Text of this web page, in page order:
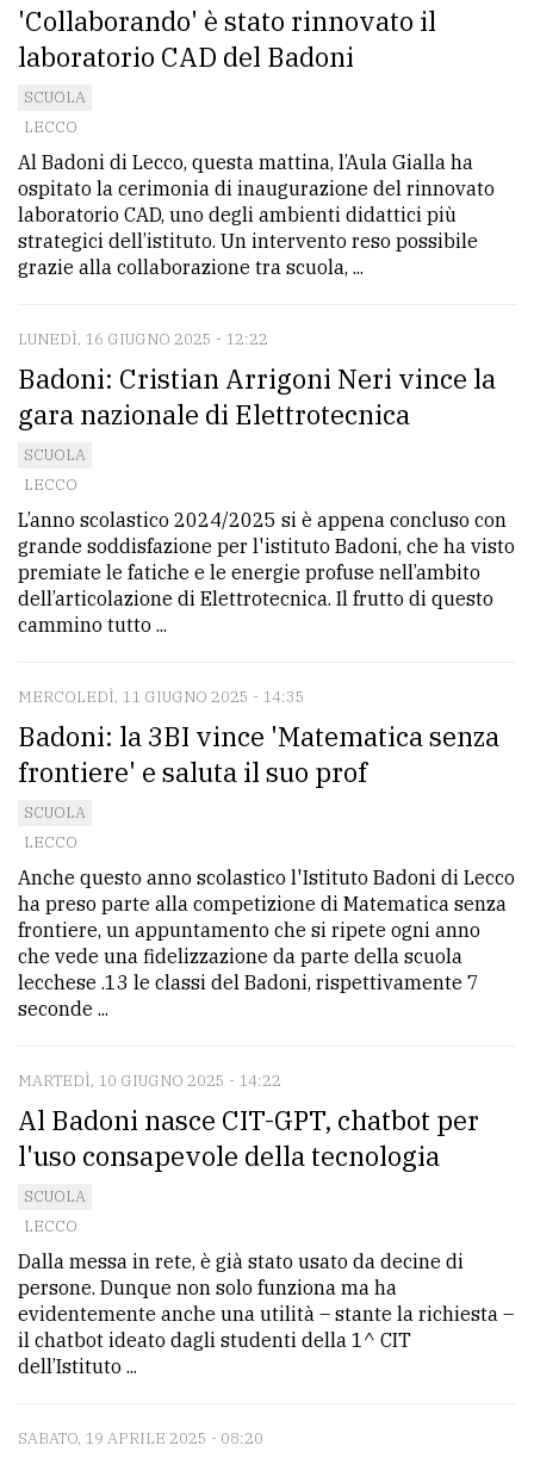
'Collaborando' è stato rinnovato il
laboratorio CAD del Badoni
SCUOLA
LECCO
Al Badoni di Lecco, questa mattina, l’Aula Gialla ha
ospitato la cerimonia di inaugurazione del rinnovato
laboratorio CAD, uno degli ambienti didattici più
strategici dell’istituto. Un intervento reso possibile
grazie alla collaborazione tra scuola, ...
LUNEDÌ, 16 GIUGNO 2025 - 12:22
Badoni: Cristian Arrigoni Neri vince la
gara nazionale di Elettrotecnica
SCUOLA
LECCO
L’anno scolastico 2024/2025 si è appena concluso con
grande soddisfazione per l'istituto Badoni, che ha visto
premiate le fatiche e le energie profuse nell’ambito
dell’articolazione di Elettrotecnica. Il frutto di questo
cammino tutto ...
MERCOLEDÌ, 11 GIUGNO 2025 - 14:35
Badoni: la 3BI vince 'Matematica senza
frontiere' e saluta il suo prof
SCUOLA
LECCO
Anche questo anno scolastico l'Istituto Badoni di Lecco
ha preso parte alla competizione di Matematica senza
frontiere, un appuntamento che si ripete ogni anno
che vede una fidelizzazione da parte della scuola
lecchese .13 le classi del Badoni, rispettivamente 7
seconde ...
MARTEDÌ, 10 GIUGNO 2025 - 14:22
Al Badoni nasce CIT-GPT, chatbot per
l'uso consapevole della tecnologia
SCUOLA
LECCO
Dalla messa in rete, è già stato usato da decine di
persone. Dunque non solo funziona ma ha
evidentemente anche una utilità – stante la richiesta –
il chatbot ideato dagli studenti della 1^ CIT
dell’Istituto ...
SABATO, 19 APRILE 2025 - 08:20